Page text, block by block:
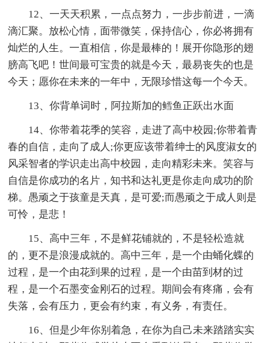
12、一天天积累，一点点努力，一步步前进，一滴
滴汇聚。放松心情，面带微笑，保持信心，你必将拥有
灿烂的人生。一直相信，你是最棒的！展开你隐形的翅
膀高飞吧！世间最可宝贵的就是今天，最易丧失的也是
今天；愿你在未来的一年中，无限珍惜这每一个今天。
13、你背单词时，阿拉斯加的鳕鱼正跃出水面
14、你带着花季的笑容，走进了高中校园;你带着青
春的自信，走向了成人;你更应该带着绅士的风度淑女的
风采智者的学识走出高中校园，走向精彩未来。笑容与
自信是你成功的名片，知书和达礼更是你走向成功的阶
梯。愚顽之于孩童是天真，是可爱;而愚顽之于成人则是
可怜，是悲！
15、高中三年，不是鲜花铺就的，不是轻松造就
的，更不是浪漫成就的。高中三年，是一个由蛹化蝶的
过程，是一个由花到果的过程，是一个由苗到材的过
程，是一个石墨变金刚石的过程。期间会有疼痛，会有
失落，会有压力，更会有约束，有义务，有责任。
16、但是少年你别着急，在你为自己未来踏踏实实